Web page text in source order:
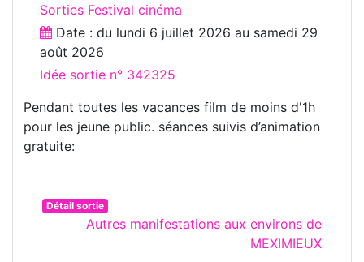
Sorties Festival cinéma
Date : du lundi 6 juillet 2026 au samedi 29
août 2026
Idée sortie n° 342325
Pendant toutes les vacances film de moins d'1h
pour les jeune public. séances suivis d’animation
gratuite:
Détail sortie
Autres manifestations aux environs de
MEXIMIEUX